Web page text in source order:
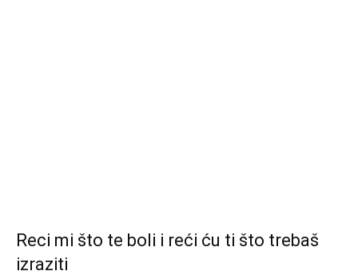
Reci mi što te boli i reći ću ti što trebaš
izraziti